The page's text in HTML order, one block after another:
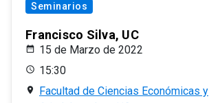
Seminarios
Francisco Silva, UC
15 de Marzo de 2022
15:30
Facultad de Ciencias Económicas y